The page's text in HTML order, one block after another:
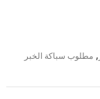
,مطلوب سباكة الخبر